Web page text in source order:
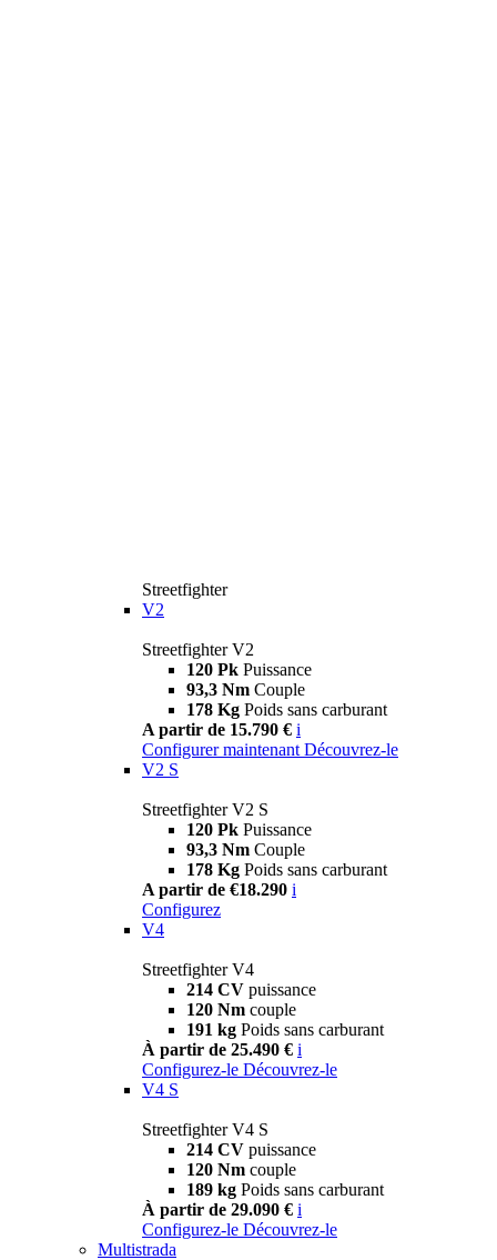
Streetfighter
V2
Streetfighter V2
120 Pk Puissance
93,3 Nm Couple
178 Kg Poids sans carburant
A partir de 15.790 € i
Configurer maintenant Découvrez-le
V2 S
Streetfighter V2 S
120 Pk Puissance
93,3 Nm Couple
178 Kg Poids sans carburant
A partir de €18.290 i
Configurez
V4
Streetfighter V4
214 CV puissance
120 Nm couple
191 kg Poids sans carburant
À partir de 25.490 € i
Configurez-le Découvrez-le
V4 S
Streetfighter V4 S
214 CV puissance
120 Nm couple
189 kg Poids sans carburant
À partir de 29.090 € i
Configurez-le Découvrez-le
Multistrada